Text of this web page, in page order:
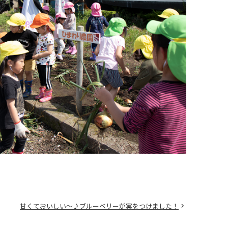
甘くておいしい～♪ブルーベリーが実をつけました！